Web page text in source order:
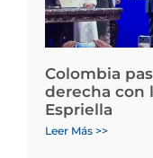
Colombia
derecha con
Espriella
Leer Más >>